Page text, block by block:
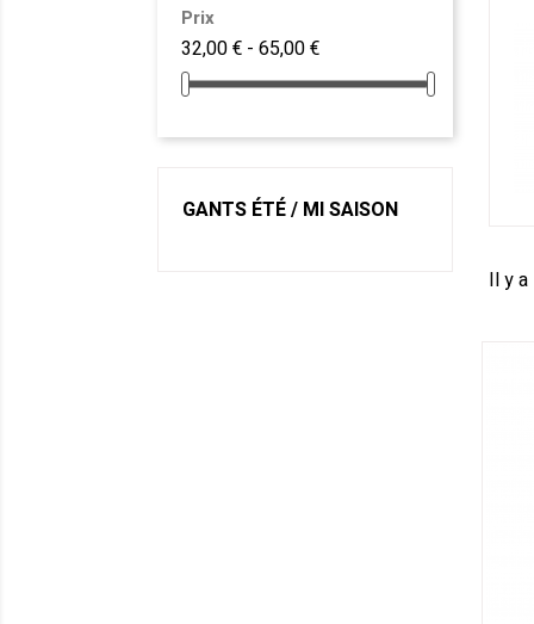
Prix
32,00 € - 65,00 €
GANTS ÉTÉ / MI SAISON
Il y